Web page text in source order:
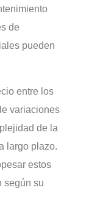
de
pueden
entre los
variaciones
de la
largo plazo.
estos
según su